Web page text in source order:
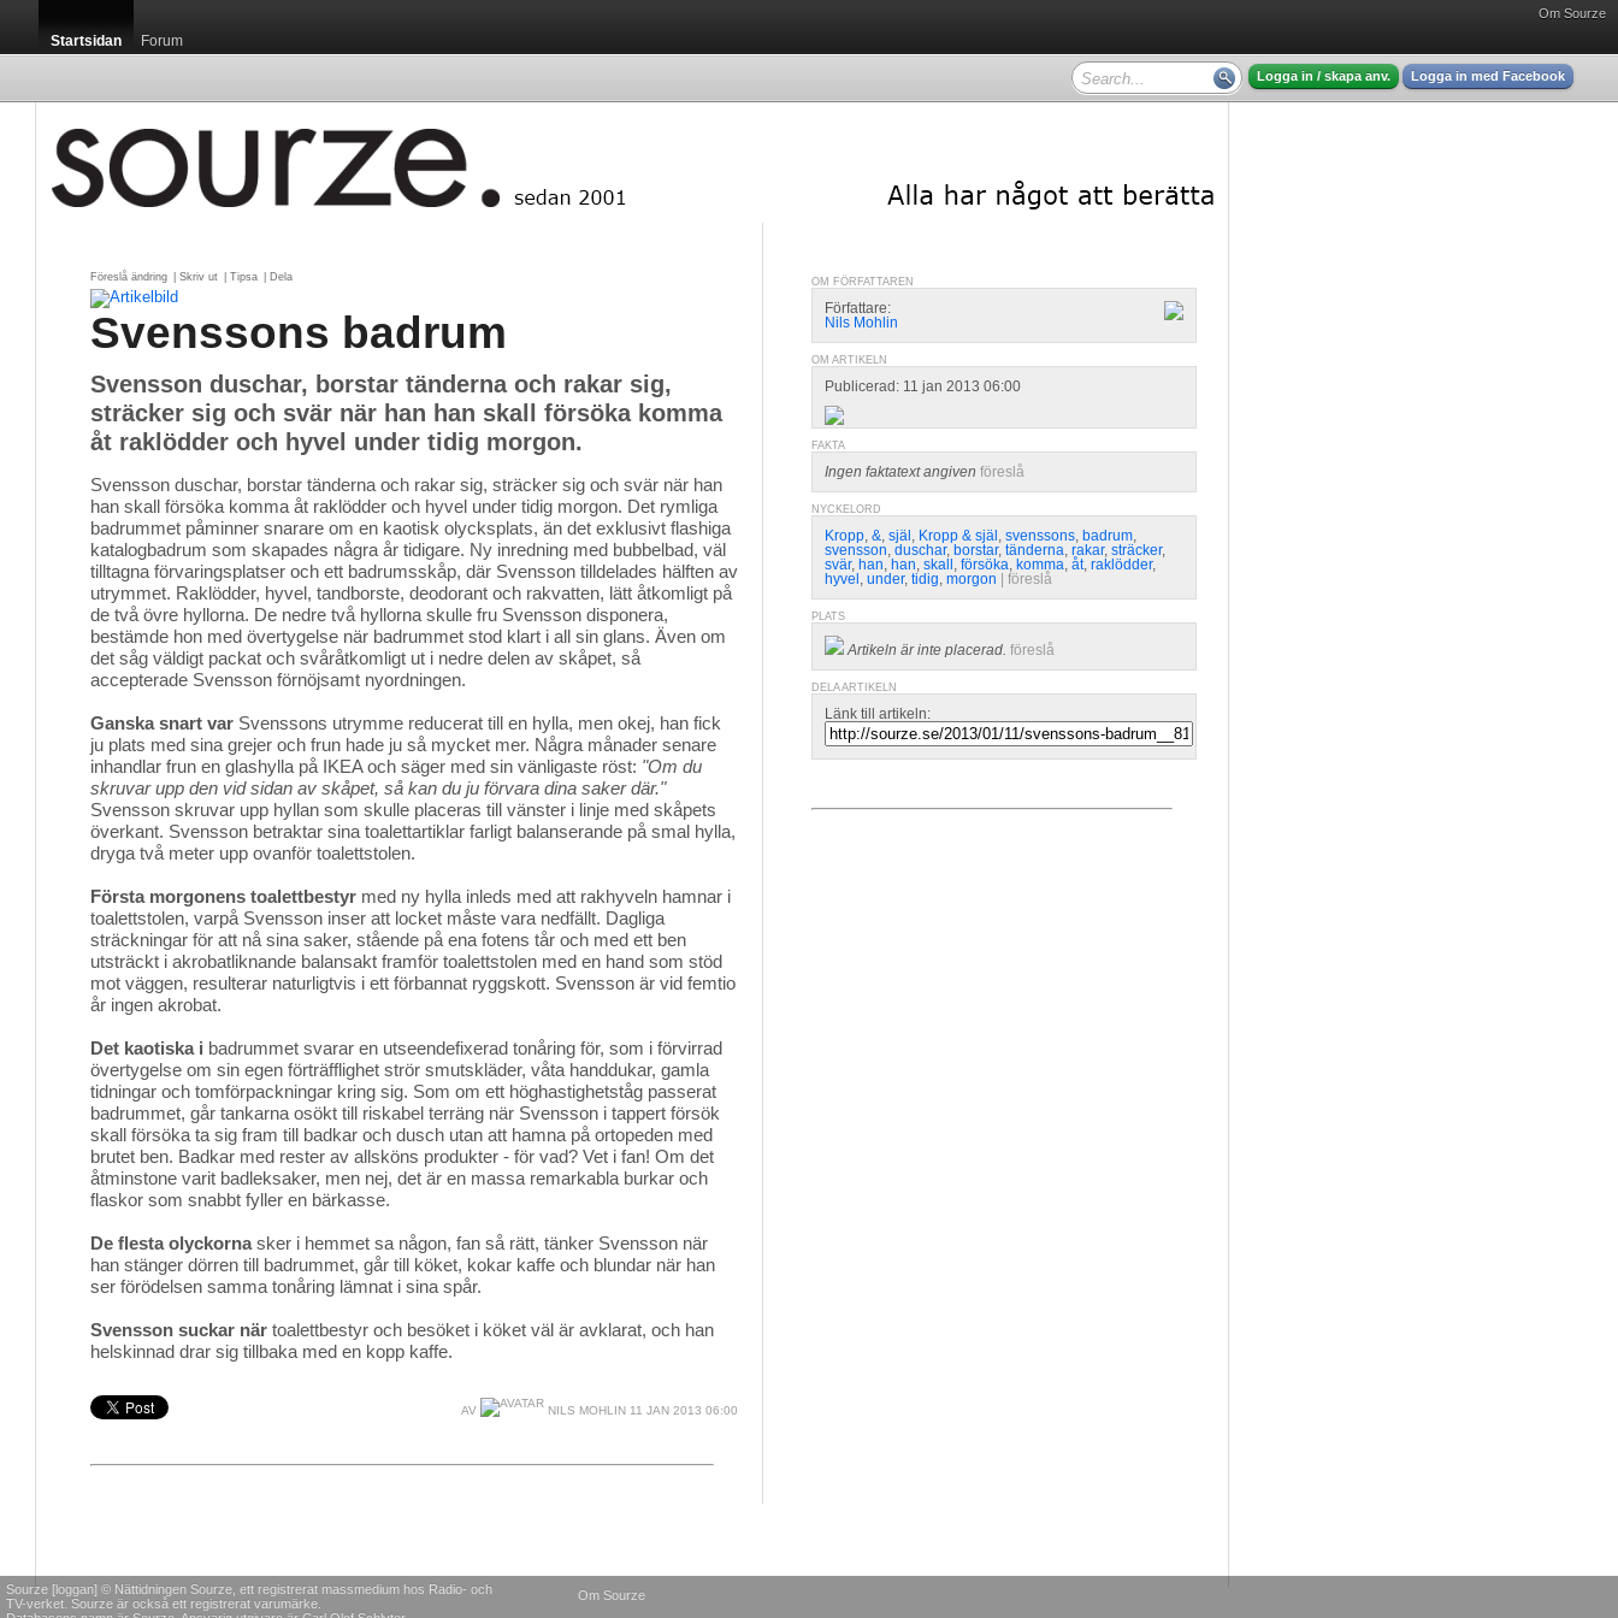
Om Sourze
Startsidan Forum
Logga in / skapa anv. Logga in med Facebook
Föreslå ändring Skriv ut Tipsa Dela
Svenssons badrum
Svensson duschar, borstar tänderna och rakar sig,
sträcker sig och svär när han han skall försöka komma
åt raklödder och hyvel under tidig morgon.
Svensson duschar, borstar tänderna och rakar sig, sträcker sig och svär när han
han skall försöka komma åt raklödder och hyvel under tidig morgon. Det rymliga
badrummet påminner snarare om en kaotisk olycksplats, än det exklusivt flashiga
katalogbadrum som skapades några år tidigare. Ny inredning med bubbelbad, väl
tilltagna förvaringsplatser och ett badrumsskåp, där Svensson tilldelades hälften av
utrymmet. Raklödder, hyvel, tandborste, deodorant och rakvatten, lätt åtkomligt på
de två övre hyllorna. De nedre två hyllorna skulle fru Svensson disponera,
bestämde hon med övertygelse när badrummet stod klart i all sin glans. Även om
det såg väldigt packat och svåråtkomligt ut i nedre delen av skåpet, så
accepterade Svensson förnöjsamt nyordningen.
Ganska snart var Svenssons utrymme reducerat till en hylla, men okej, han fick
ju plats med sina grejer och frun hade ju så mycket mer. Några månader senare
inhandlar frun en glashylla på IKEA och säger med sin vänligaste röst: "Om du
skruvar upp den vid sidan av skåpet, så kan du ju förvara dina saker där."
Svensson skruvar upp hyllan som skulle placeras till vänster i linje med skåpets
överkant. Svensson betraktar sina toalettartiklar farligt balanserande på smal hylla,
dryga två meter upp ovanför toalettstolen.
Första morgonens toalettbestyr med ny hylla inleds med att rakhyveln hamnar i
toalettstolen, varpå Svensson inser att locket måste vara nedfällt. Dagliga
sträckningar för att nå sina saker, stående på ena fotens tår och med ett ben
utsträckt i akrobatliknande balansakt framför toalettstolen med en hand som stöd
mot väggen, resulterar naturligtvis i ett förbannat ryggskott. Svensson är vid femtio
år ingen akrobat.
Det kaotiska i badrummet svarar en utseendefixerad tonåring för, som i förvirrad
övertygelse om sin egen förträfflighet strör smutskläder, våta handdukar, gamla
tidningar och tomförpackningar kring sig. Som om ett höghastighetståg passerat
badrummet, går tankarna osökt till riskabel terräng när Svensson i tappert försök
skall försöka ta sig fram till badkar och dusch utan att hamna på ortopeden med
brutet ben. Badkar med rester av allsköns produkter - för vad? Vet i fan! Om det
åtminstone varit badleksaker, men nej, det är en massa remarkabla burkar och
flaskor som snabbt fyller en bärkasse.
De flesta olyckornasker i hemmet sa någon, fan så rätt, tänker Svensson när
han stänger dörren till badrummet, går till köket, kokar kaffe och blundar när han
ser förödelsen samma tonåring lämnat i sina spår.
Svensson suckar när toalettbestyr och besöket i köket väl är avklarat, och han
helskinnad drar sig tillbaka med en kopp kaffe.
AV NILS MOHLIN 11 JAN 2013 06:00
OM FÖRFATTAREN
Författare:
Nils Mohlin
OM ARTIKELN
Publicerad: 11 jan 2013 06:00
FAKTA
Ingen faktatext angiven föreslå
NYCKELORD
Kropp, &, själ , Kropp & själ , svenssons, badrum,
svensson, duschar, borstar, tänderna, rakar, sträcker,
svär, han, han, skall , försöka, komma, åt, raklödder,
hyvel , under, tidig, morgon föreslå
PLATS
Artikeln är inte placerad. föreslå
DELA ARTIKELN
Länk till artikeln:
Sourze [loggan] © Nättidningen Sourze, ett registrerat massmedium hos Radio- och
TV-verket. Sourze är också ett registrerat varumärke.
Om Sourze